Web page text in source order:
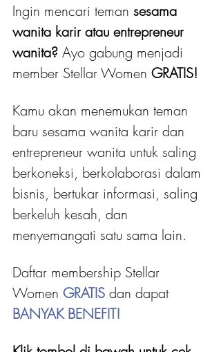
Ingin mencari teman sesama
wanita karir atau entrepreneur
wanita? Ayo gabung menjadi
member Stellar Women GRATIS!
Kamu akan menemukan teman
baru sesama wanita karir dan
entrepreneur wanita untuk saling
berkoneksi, berkolaborasi dalam
bisnis, bertukar informasi, saling
berkeluh kesah, dan
menyemangati satu sama lain.
Daftar membership Stellar
Women GRATIS dan dapat
BANYAK BENEFIT!